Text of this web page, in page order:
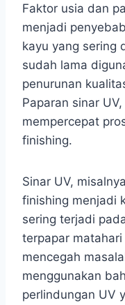
Faktor usia dan
menjadi
kayu yang sering
sudah lama
penurunan
Paparan sinar
mempercepat
finishing.
Sinar UV,
finishing menjadi
sering terjadi
terpapar
mencegah
menggunakan
perlindungan UV